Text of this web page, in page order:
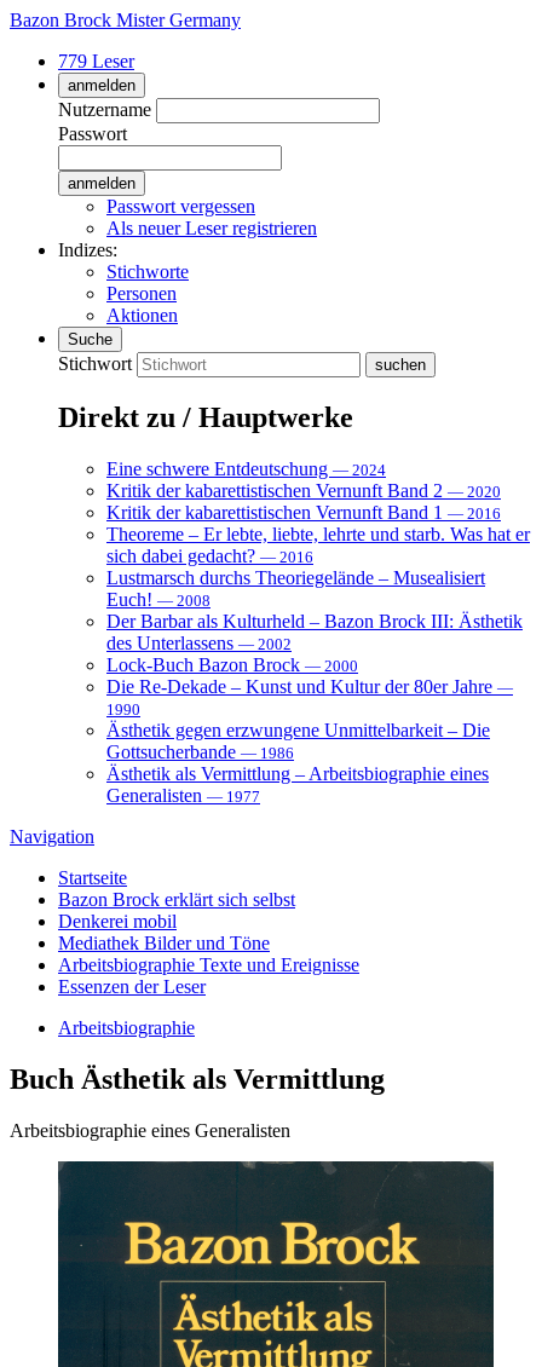
Bazon Brock Mister Germany
779 Leser
anmelden
Nutzername
Passwort
Passwort vergessen
Als neuer Leser registrieren
Indizes:
Stichworte
Personen
Aktionen
Suche
Stichwort
Direkt zu / Hauptwerke
Eine schwere Entdeutschung — 2024
Kritik der kabarettistischen Vernunft Band 2 — 2020
Kritik der kabarettistischen Vernunft Band 1 — 2016
Theoreme – Er lebte, liebte, lehrte und starb. Was hat er
sich dabei gedacht? — 2016
Lustmarsch durchs Theoriegelände – Musealisiert
Euch! — 2008
Der Barbar als Kulturheld – Bazon Brock III: Ästhetik
des Unterlassens — 2002
Lock-Buch Bazon Brock — 2000
Die Re-Dekade – Kunst und Kultur der 80er Jahre —
1990
Ästhetik gegen erzwungene Unmittelbarkeit – Die
Gottsucherbande — 1986
Ästhetik als Vermittlung – Arbeitsbiographie eines
Generalisten — 1977
Navigation
Startseite
Bazon Brock erklärt sich selbst
Denkerei mobil
Mediathek Bilder und Töne
Arbeitsbiographie Texte und Ereignisse
Essenzen der Leser
Arbeitsbiographie
Buch Ästhetik als Vermittlung
Arbeitsbiographie eines Generalisten